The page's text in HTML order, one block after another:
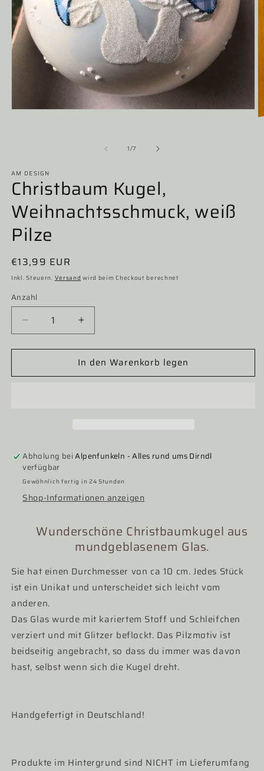
1/von
7
AM DESIGN
Christbaum Kugel,
Weihnachtsschmuck, weiß
Pilze
Normaler
Preis
€13,99 EUR
Inkl. Steuern. Versand wird beim Checkout berechnet
Anzahl
Verringere
die
Menge
Christbaum
Erhöhe
die
Menge
für
Christbaum
In den Warenkorb legen
Abholung beiAlpenfunkeln - Alles rund ums Dirndl
verfügbar
Gewöhnlich fertig in 24 Stunden
Shop-Informationen anzeigen
Wunderschöne Christbaumkugel aus
mundgeblasenem Glas.
Sie hat einen Durchmesser von ca 10 cm. Jedes Stück
ist ein Unikat und unterscheidet sich leicht vom
anderen.
Das Glas wurde mit kariertem Stoff und Schleifchen
verziert und mit Glitzer beflockt. Das Pilzmotiv ist
beidseitig angebracht, so dass du immer was davon
hast, selbst wenn sich die Kugel dreht.
Handgefertigt in Deutschland!
Produkte im Hintergrund sind NICHT im Lieferumfang